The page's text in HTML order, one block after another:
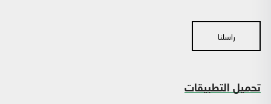
راسلنا
تحميل التطبيقات